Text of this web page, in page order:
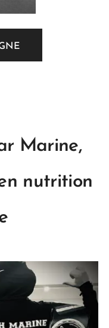
Marine,
nutrition